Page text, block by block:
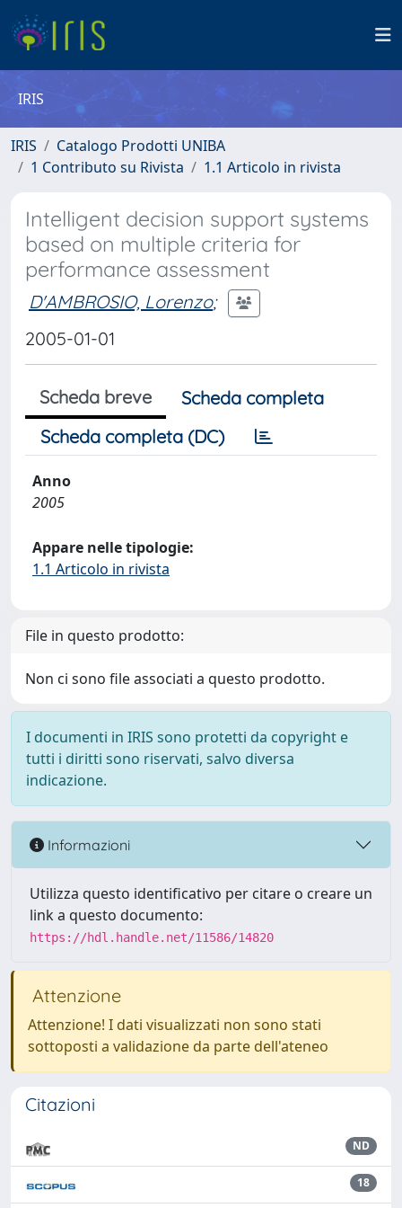
IRIS
IRIS
Catalogo Prodotti UNIBA
1 Contributo su Rivista
1.1 Articolo in rivista
Intelligent decision support systems
based on multiple criteria for
performance assessment
D'AMBROSIO, Lorenzo;
2005-01-01
Scheda breve
Scheda completa
Scheda completa (DC)
Anno
2005
Appare nelle tipologie:
1.1 Articolo in rivista
File in questo prodotto:
Non ci sono file associati a questo prodotto.
I documenti in IRIS sono protetti da copyright e
tutti i diritti sono riservati, salvo diversa
indicazione.
Informazioni
Utilizza questo identificativo per citare o creare un
link a questo documento:
https://hdl.handle.net/11586/14820
Attenzione
Attenzione! I dati visualizzati non sono stati
sottoposti a validazione da parte dell'ateneo
Citazioni
ND
18